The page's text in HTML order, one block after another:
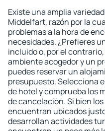
Existe una amplia
Middelfart, razón por la
problemas a la hora de
necesidades. ¿Prefieres
incluido o, por el
ambiente acogedor y un
puedes reservar un
presupuesto. Selecciona
de hotel y comprueba los
de cancelación. Si bien
encuentran ubicados
desarrollan actividades